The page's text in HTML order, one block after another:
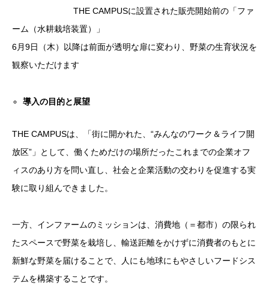
THE CAMPUSに設置された販売開始前の「ファ
ーム（水耕栽培装置）」
6月9日（木）以降は前面が透明な扉に変わり、野菜の生育状況を
観察いただけます
導入の目的と展望
THE CAMPUSは、「街に開かれた、“みんなのワーク＆ライフ開
放区”」として、働くためだけの場所だったこれまでの企業オフ
ィスのあり方を問い直し、社会と企業活動の交わりを促進する実
験に取り組んできました。
一方、インファームのミッションは、消費地（＝都市）の限られ
たスペースで野菜を栽培し、輸送距離をかけずに消費者のもとに
新鮮な野菜を届けることで、人にも地球にもやさしいフードシス
テムを構築することです。